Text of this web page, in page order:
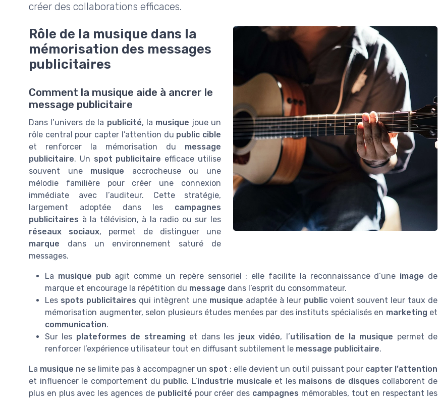
créer des collaborations efficaces.
Rôle de la musique dans la
mémorisation des messages
publicitaires
Comment la musique aide à ancrer le
message publicitaire
Dans l’univers de la publicité, la musique joue un
rôle central pour capter l’attention du public cible
et renforcer la mémorisation du message
publicitaire. Un spot publicitaire efficace utilise
souvent une musique accrocheuse ou une
mélodie familière pour créer une connexion
immédiate avec l’auditeur. Cette stratégie,
largement adoptée dans les campagnes
publicitaires à la télévision, à la radio ou sur les
réseaux sociaux, permet de distinguer une
marque dans un environnement saturé de
messages.
La musique pub agit comme un repère sensoriel : elle facilite la reconnaissance d’une image de
marque et encourage la répétition du message dans l’esprit du consommateur.
Les spots publicitaires qui intègrent une musique adaptée à leur public voient souvent leur taux de
mémorisation augmenter, selon plusieurs études menées par des instituts spécialisés en marketing et
communication.
Sur les plateformes de streaming et dans les jeux vidéo, l’utilisation de la musique permet de
renforcer l’expérience utilisateur tout en diffusant subtilement le message publicitaire.
La musique ne se limite pas à accompagner un spot : elle devient un outil puissant pour capter l’attention
et influencer le comportement du public. L’industrie musicale et les maisons de disques collaborent de
plus en plus avec les agences de publicité pour créer des campagnes mémorables, tout en respectant les